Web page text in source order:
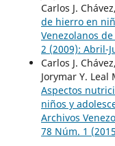
Carlos J. Chávez,
de hierro en
Venezolanos
2 (2009): Abril-
Carlos J.
Jorymar Y.
Aspectos
niños y
Archivos
78 Núm. 1